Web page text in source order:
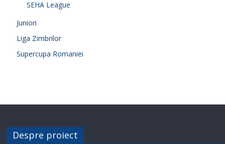
SEHA League
Juniori
Liga Zimbrilor
Supercupa Romaniei
Despre proiect